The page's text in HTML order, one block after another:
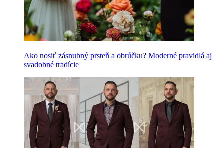
Ako nosiť zásnubný prsteň a obrúčku? Moderné pravidlá aj
svadobné tradície